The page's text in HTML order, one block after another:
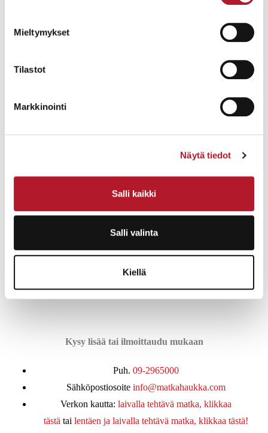
Mieltymykset
Tilastot
Markkinointi
Näytä tiedot
Salli kaikki
Salli valinta
Kiellä
Kuva Älvsjön antiikkimessuilta vuodelta2016.Kuva:Per Myrehed,
Kysy lisää tai ilmoittaudu mukaan
Puh. 09-2965000
Sähköpostiosoite info@matkahaukka.com
Verkon kautta: laivalla tehtävä matka, klikkaa
tästä tai lentäen ja laivalla tehtävä matka, klikkaa tästä!